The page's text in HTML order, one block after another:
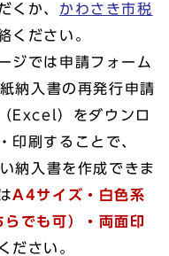
くか、 かわさき市税
ください。
ジでは申請フォーム
納入書の再発行申請
Excel）をダウンロ
印刷することで、
納入書を作成できま
A4サイズ・白色系
でも可）・両面印
ださい。